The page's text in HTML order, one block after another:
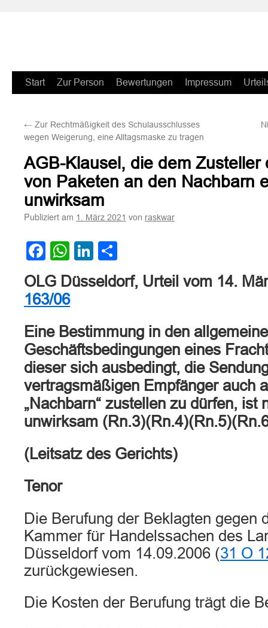
Zum
springen
Start Zur Person Bewertungen Impressum
← Zur Rechtmäßigkeit des Schulausschlusses
wegen Weigerung, eine Alltagsmaske zu tragen
AGB-Klausel, die dem Zusteller
von Paketen an den Nachbarn
unwirksam
Publiziert am 1. März 2021 von raskwar
Facebook
WhatsApp
LinkedIn
OLG Düsseldorf, Urteil vom 14.
163/06
Eine Bestimmung in den
Geschäftsbedingungen eines
dieser sich ausbedingt, die
vertragsmäßigen Empfänger auch
„Nachbarn“ zustellen zu dürfen, ist
unwirksam
(Leitsatz des Gerichts)
Tenor
Die Berufung der Beklagten gegen
Kammer für Handelssachen des
Düsseldorf vom 14.09.2006 (31 O
zurückgewiesen.
Die Kosten der Berufung trägt die